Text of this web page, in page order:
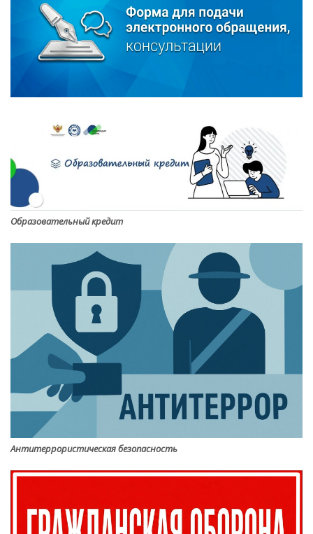
Образовательный кредит
Антитеррористическая безопасность